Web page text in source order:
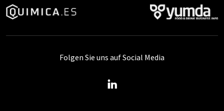
Folgen Sie uns auf Social Media